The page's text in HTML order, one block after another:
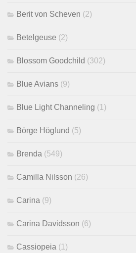
Berit von Scheven (2)
Betelgeuse (2)
Blossom Goodchild (302)
Blue Avians (9)
Blue Light Channeling (1)
Börge Höglund (5)
Brenda (549)
Camilla Nilsson (26)
Carina (9)
Carina Davidsson (6)
Cassiopeia (1)